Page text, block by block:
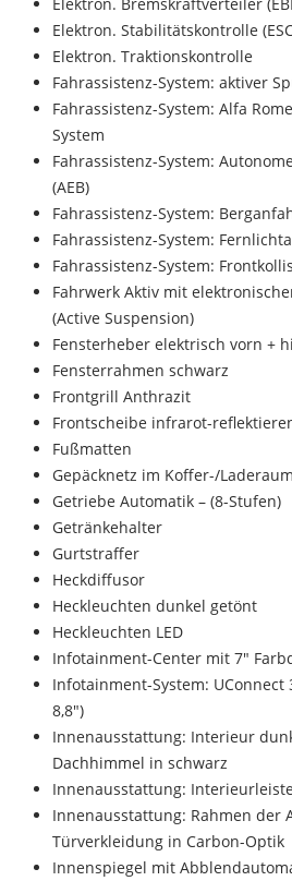
Elektron. Stabilitätskontrolle
Elektron. Traktionskontrolle
Fahrassistenz-System: aktiver
Fahrassistenz-System: Alfa
System
Fahrassistenz-System:
(AEB)
Fahrassistenz-System:
Fahrassistenz-System:
Fahrassistenz-System:
Fahrwerk Aktiv mit
(Active Suspension)
Fensterheber elektrisch vorn +
Fensterrahmen schwarz
Frontgrill Anthrazit
Frontscheibe infrarot-
Fußmatten
Gepäcknetz im Koffer-/Laderaum
Getriebe Automatik – (8-Stufen)
Getränkehalter
Gurtstraffer
Heckdiffusor
Heckleuchten dunkel getönt
Heckleuchten LED
Infotainment-Center mit 7″
Infotainment-System: UConnect
8,8″)
Innenausstattung: Interieur
Dachhimmel in schwarz
Innenausstattung:
Innenausstattung: Rahmen der
Türverkleidung in Carbon-Optik
Innenspiegel mit